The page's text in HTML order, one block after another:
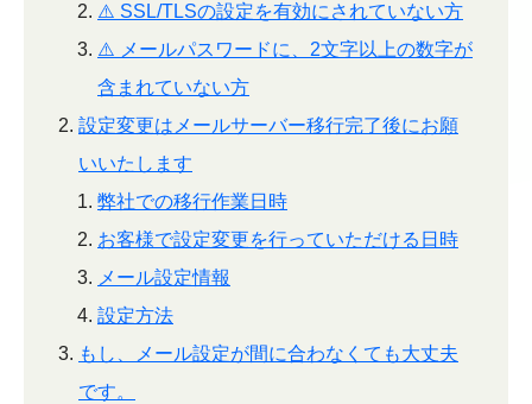
⚠️ SSL/TLSの設定を有効にされていない方
⚠️ メールパスワードに、2文字以上の数字が
含まれていない方
設定変更はメールサーバー移行完了後にお願
いいたします
弊社での移行作業日時
お客様で設定変更を行っていただける日時
メール設定情報
設定方法
もし、メール設定が間に合わなくても大丈夫
です。